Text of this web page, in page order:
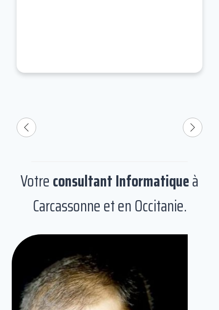
Votreconsultant Informatiqueà
Carcassonne et en Occitanie.